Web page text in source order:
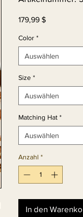
179,99 $Preis
Color *
Auswählen
Size *
Auswählen
Matching Hat *
Auswählen
Anzahl *
In den